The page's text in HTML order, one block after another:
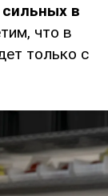
в
что в
только с